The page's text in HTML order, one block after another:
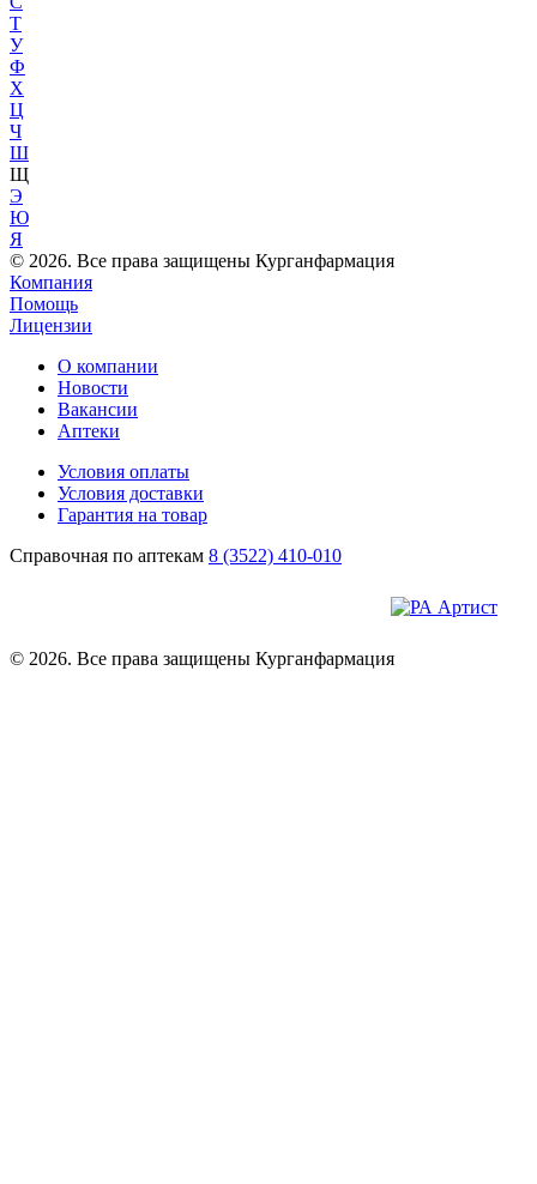
Т
У
Ф
Х
Ц
Ч
Ш
Щ
Э
Ю
Я
© 2026. Все права защищены Курганфармация
Компания
Помощь
Лицензии
О компании
Новости
Вакансии
Аптеки
Условия оплаты
Условия доставки
Гарантия на товар
Справочная по аптекам 8 (3522) 410-010
© 2026. Все права защищены Курганфармация